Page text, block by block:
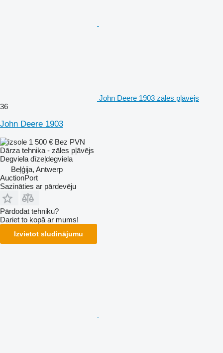
John Deere 1903 zāles pļāvējs
36
John Deere 1903
1 500 € Bez PVN
Dārza tehnika - zāles pļāvējs
Degviela dīzeļdegviela
Beļģija, Antwerp
AuctionPort
Sazināties ar pārdevēju
Pārdodat tehniku?
Dariet to kopā ar mums!
Izvietot sludinājumu